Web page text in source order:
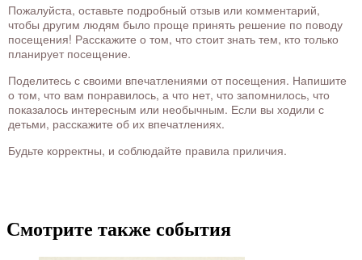
Пожалуйста, оставьте подробный отзыв или комментарий,
чтобы другим людям было проще принять решение по поводу
посещения! Расскажите о том, что стоит знать тем, кто только
планирует посещение.
Поделитесь с своими впечатлениями от посещения. Напишите
о том, что вам понравилось, а что нет, что запомнилось, что
показалось интересным или необычным. Если вы ходили с
детьми, расскажите об их впечатлениях.
Будьте корректны, и соблюдайте правила приличия.
Смотрите также события